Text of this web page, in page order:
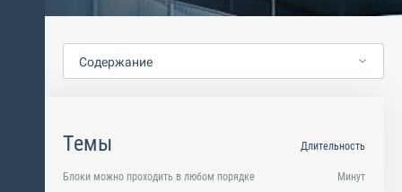
Содержание
Темы
Блоки можно проходить в любом порядке
Длительность
Минут